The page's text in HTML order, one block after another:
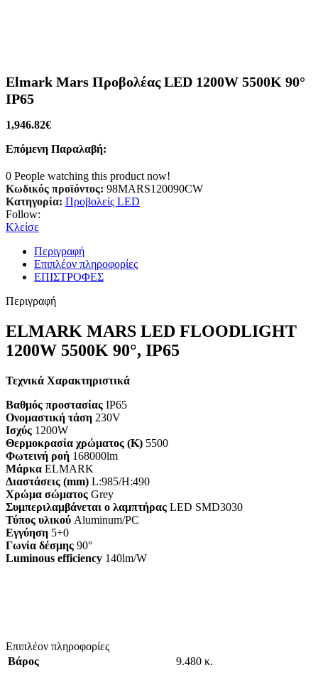
Elmark Mars Προβολέας LED 1200W 5500K 90°
IP65
1,946.82€
Επόμενη Παραλαβή:
0 People watching this product now!
Κωδικός προϊόντος: 98MARS120090CW
Κατηγορία: Προβολείς LED
Follow:
Κλείσε
Περιγραφή
Επιπλέον πληροφορίες
ΕΠΙΣΤΡΟΦΕΣ
Περιγραφή
ELMARK MARS LED FLOODLIGHT
1200W 5500K 90°, IP65
Τεχνικά Χαρακτηριστικά
Βαθμός προστασίας IP65
Ονομαστική τάση 230V
Ισχύς 1200W
Θερμοκρασία χρώματος (K) 5500
Φωτεινή ροή 168000lm
Μάρκα ELMARK
Διαστάσεις (mm) L:985/H:490
Χρώμα σώματος Grey
Συμπεριλαμβάνεται ο λαμπτήρας LED SMD3030
Τύπος υλικού Aluminum/PC
Εγγύηση 5+0
Γωνία δέσμης 90°
Luminous efficiency 140lm/W
Επιπλέον πληροφορίες
Βάρος
9.480 κ.